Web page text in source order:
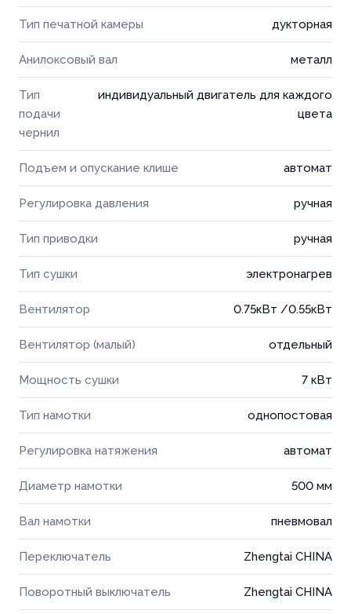
Тип печатной камеры дукторная
Анилоксовый вал металл
Тип
подачи
чернил
индивидуальный двигатель для каждого
цвета
Подъем и опускание клише автомат
Регулировка давления ручная
Тип приводки ручная
Тип сушки электронагрев
Вентилятор 0.75кВт /0.55кВт
Вентилятор (малый) отдельный
Мощность сушки 7 кВт
Тип намотки однопостовая
Регулировка натяжения автомат
Диаметр намотки 500 мм
Вал намотки пневмовал
Переключатель Zhengtai CHINA
Поворотный выключатель Zhengtai CHINA